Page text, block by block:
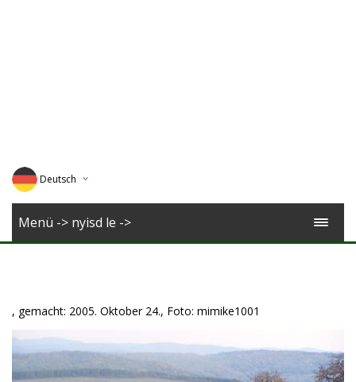
Deutsch
English
Menü -> nyisd le ->
, gemacht: 2005. Oktober 24., Foto: mimike1001